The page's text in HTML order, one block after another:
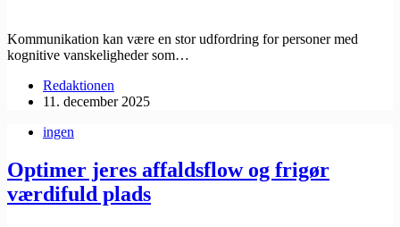
Kommunikation kan være en stor udfordring for personer med
kognitive vanskeligheder som…
Redaktionen
11. december 2025
ingen
Optimer jeres affaldsflow og frigør
værdifuld plads